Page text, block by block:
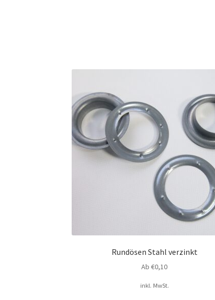
Rundösen Stahl verzinkt
Ab €0,10
inkl. MwSt.